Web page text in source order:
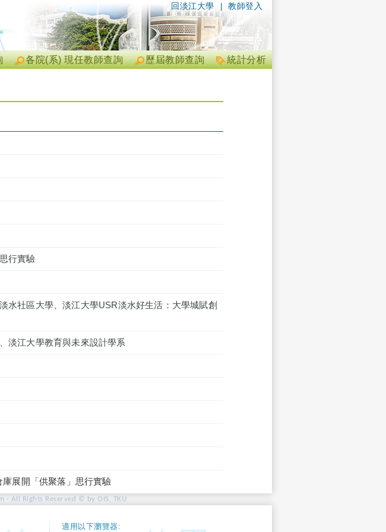
| 教師登入
回淡江大學
統計分析
歷屆教師查詢
各院(系) 現任教師查詢
行實驗
水社區大學、淡江大學USR淡水好生活：大學城賦創
淡江大學教育與未來設計學系
展開「供聚落」思行實驗
- All Rights Reserved © by OIS, TKU
適用以下瀏覽器: